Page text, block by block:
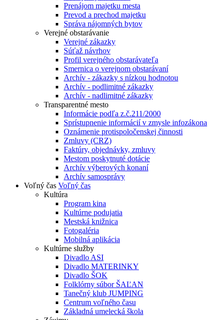
Prenájom majetku mesta
Prevod a prechod majetku
Správa nájomných bytov
Verejné obstarávanie
Verejné zákazky
Súťaž návrhov
Profil verejného obstarávateľa
Smernica o verejnom obstarávaní
Archív - zákazky s nízkou hodnotou
Archív - podlimitné zákazky
Archív - nadlimitné zákazky
Transparentné mesto
Informácie podľa z.č.211/2000
Sprístupnenie informácií v zmysle infozákona
Oznámenie protispoločenskej činnosti
Zmluvy (CRZ)
Faktúry, objednávky, zmluvy
Mestom poskytnuté dotácie
Archív výberových konaní
Archív samosprávy
Voľný čas Voľný čas
Kultúra
Program kina
Kultúrne podujatia
Mestská knižnica
Fotogaléria
Mobilná aplikácia
Kultúrne služby
Divadlo ASI
Divadlo MATERINKY
Divadlo ŠOK
Folklórny súbor ŠAĽAN
Tanečný klub JUMPING
Centrum voľného času
Základná umelecká škola